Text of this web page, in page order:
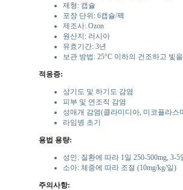
제형: 캡슐
포장 단위: 6캡슐/팩
제조사: Ozon
원산지: 러시아
유효기간: 3년
보관 방법: 25°C 이하의 건조하고 빛
적응증:
상기도 및 하기도 감염
피부 및 연조직 감염
성매개 감염(클라미디아, 미코플라스
라임병 초기
용법 용량:
성인: 질환에 따라 1일 250-500mg, 3-5
소아: 체중에 따라 조절 (10mg/kg/일)
주의사항: